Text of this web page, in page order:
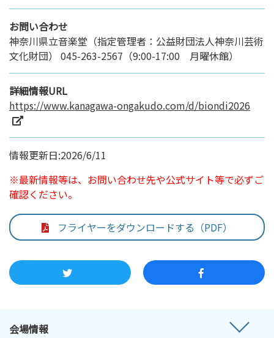
フライヤーをダウンロードする（PDF）
お問い合わせ
神奈川県立音楽堂（指定管理者：公益財団法人神奈川芸術
文化財団） 045-263-2567（9:00-17:00 月曜休館）
詳細情報URL
https://www.kanagawa-ongakudo.com/d/biondi2026
情報更新日:2026/6/11
※最新情報等は、お問い合わせ先や公式サイト等で必ずご
確認ください。
会場情報